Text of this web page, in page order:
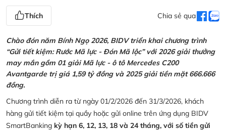
Thích Chia sẻ qua
Chào đón năm Bính Ngọ 2026, BIDV triển khai chương trình
“Gửi tiết kiệm: Rước Mã lực - Đón Mã lộc” với 2026 giải thưởng
may mắn gồm 01 giải Mã lực - ô tô Mercedes C200
Avantgarde trị giá 1,59 tỷ đồng và 2025 giải tiền mặt 666.666
đồng.
Chương trình diễn ra từ ngày 01/2/2026 đến 31/3/2026, khách
hàng gửi tiết kiệm tại quầy hoặc gửi online trên ứng dụng BIDV
SmartBanking kỳ hạn 6, 12, 13, 18 và 24 tháng, với số tiền gửi